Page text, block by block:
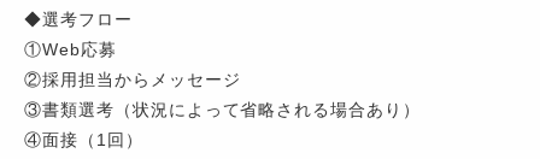
◆選考フロー
①Web応募
②採用担当からメッセージ
③書類選考（状況によって省略される場合あり）
④面接（1回）